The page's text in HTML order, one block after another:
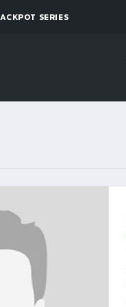
BILLARD TOUR 2026